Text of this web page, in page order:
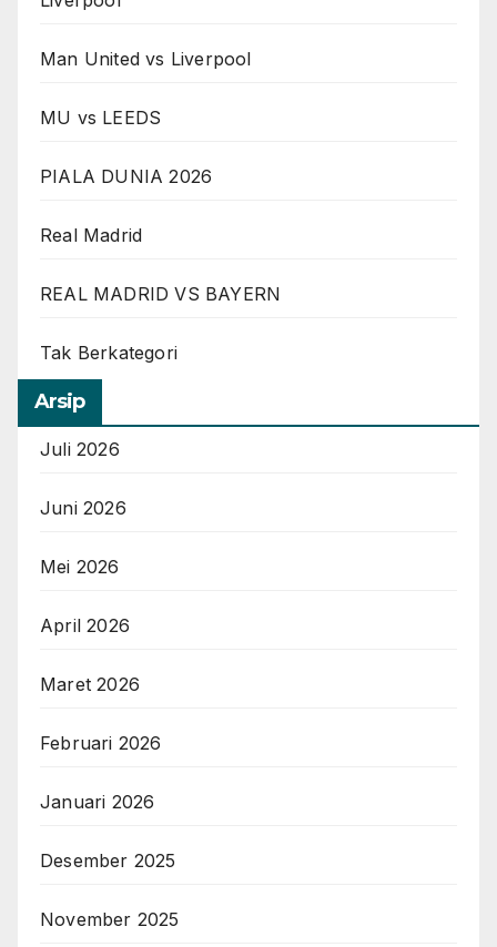
Man United vs Liverpool
MU vs LEEDS
PIALA DUNIA 2026
Real Madrid
REAL MADRID VS BAYERN
Tak Berkategori
Arsip
Juli 2026
Juni 2026
Mei 2026
April 2026
Maret 2026
Februari 2026
Januari 2026
Desember 2025
November 2025